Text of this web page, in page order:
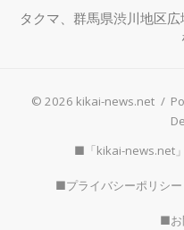
タクマ、群馬県渋川地区
© 2026 kikai-news.net /
■「kikai-news.net
■プライバシーポリシー
■お